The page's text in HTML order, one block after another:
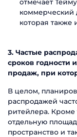
отмечает
коммерческий
которая также
3. Частые
сроков годности
продаж, при
В целом,
распродажей
ритейлера. Кроме
отдельную
пространство и
Email
Мы
Мы